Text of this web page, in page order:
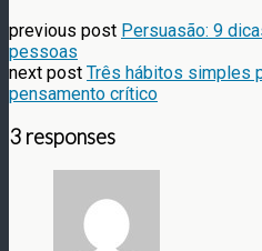
previous post Persuasão: 9
pessoas
next post Três hábitos simples
pensamento crítico
3 responses